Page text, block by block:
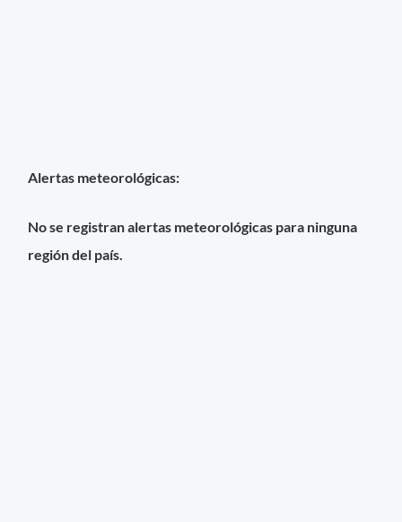
Alertas meteorológicas:
No se registran alertas meteorológicas para ninguna
región del país.